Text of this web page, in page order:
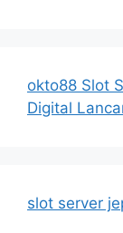
okto88 Slot
Digital
slot server